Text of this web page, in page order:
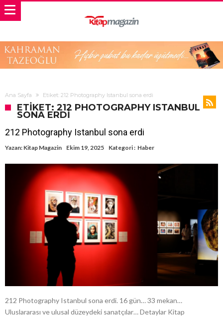
Ana Sayfa Etiket: 212 Photography Istanbul sona erdi
ETIKET: 212 PHOTOGRAPHY ISTANBUL
SONA ERDI
212 Photography Istanbul sona erdi
Yazan: Kitap Magazin Ekim 19, 2025 Kategori : Haber
212 Photography Istanbul sona erdi. 16 gün… 33 mekan…
Uluslararası ve ulusal düzeydeki sanatçılar… Detaylar Kitap